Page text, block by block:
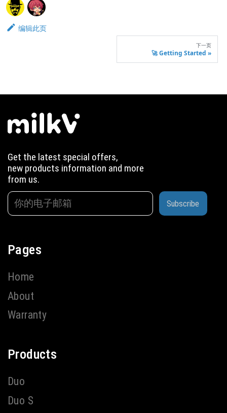
编辑此页
下一页
🚀 Getting Started
Get the latest special offers,
new products information and more
from us.
Subscribe
Pages
Home
About
Warranty
Products
Duo
Duo S